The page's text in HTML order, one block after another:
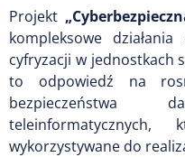
Projekt
kompleksowe
cyfryzacji w jednostkach
to odpowiedź na
wykorzystywane do